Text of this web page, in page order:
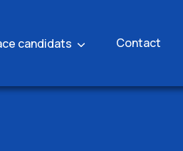
candidats Contact